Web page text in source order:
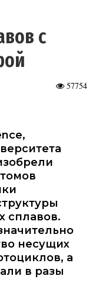
с
57754
сплавов.
несущих
а
в разы